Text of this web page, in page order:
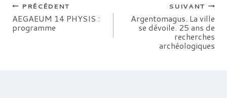
Navigation
de
PRÉCÉDENT
AEGAEUM 14 PHYSIS :
programme
SUIVANT
Argentomagus. La ville
se dévoile. 25 ans de
recherches
archéologiques